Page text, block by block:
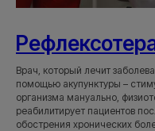
Врач, который лечит
помощью акупунктуры –
организма мануально,
реабилитирует пациентов
обострения хронических